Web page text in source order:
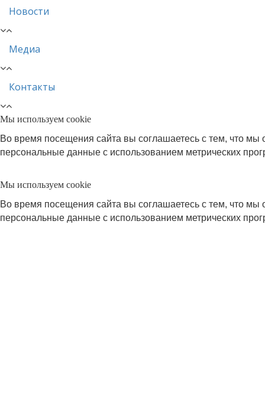
Новости
Медиа
Контакты
Мы используем cookie
Во время посещения сайта вы соглашаетесь с тем, что
персональные данные с использованием метрических
Мы используем cookie
Во время посещения сайта вы соглашаетесь с тем, что
персональные данные с использованием метрических